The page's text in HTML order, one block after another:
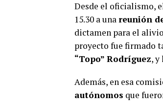
Desde el oficialismo,
15.30 a unareunión
dictamen para el
proyecto fue firmado
“Topo” Rodríguez, y
Además, en esa
autónomos que